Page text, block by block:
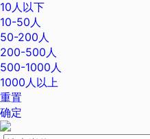
10人以下
10-50人
50-200人
200-500人
500-1000人
1000人以上
重置
确定